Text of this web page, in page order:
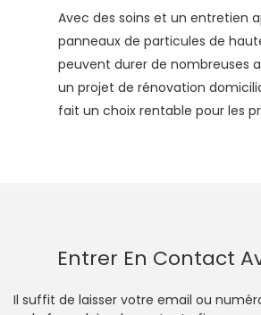
Avec des soins et un entretien
panneaux de particules de
peuvent durer de nombreuses
un projet de rénovation
fait un choix rentable pour les
Entrer En Contact
Il suffit de laisser votre email ou